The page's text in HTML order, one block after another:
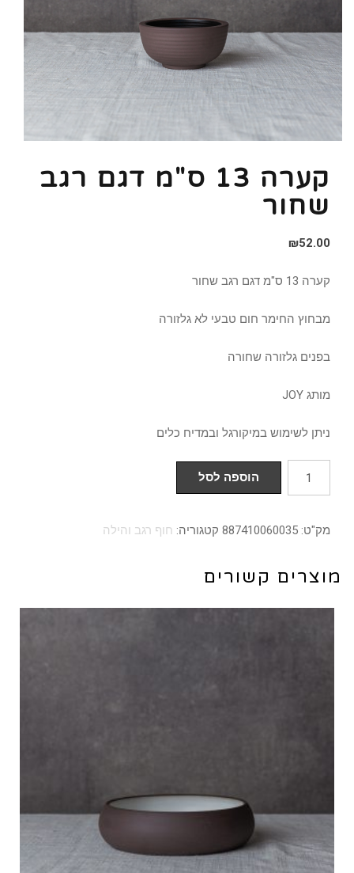
קערה 13 ס"מ דגם רגב
שחור
₪52.00
קערה 13 ס"מ דגם רגב שחור
מבחוץ החימר חום טבעי לא גלזורה
בפנים גלזורה שחורה
מותג JOY
ניתן לשימוש במיקורגל ובמדיח כלים
כמות
של
13
דגם
הוספה לסל
מק"ט: 887410060035 קטגוריה: חוף רגב והילה
מוצרים קשורים